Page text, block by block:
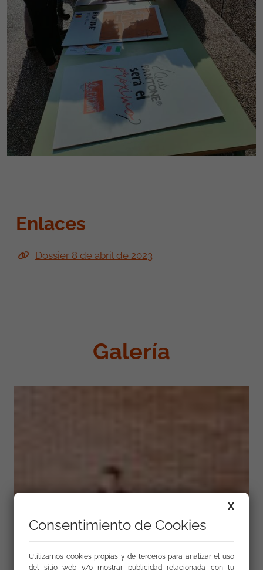
Enlaces
Dossier 8 de abril de 2023
Galería
X
Consentimiento de Cookies
Utilizamos cookies propias y de terceros para analizar el uso
del sitio web y/o mostrar publicidad relacionada con tu